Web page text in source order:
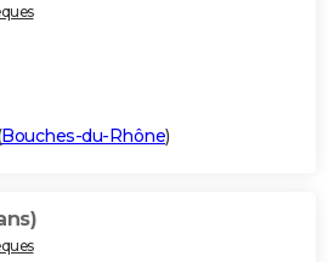
Bouches-du-Rhône)